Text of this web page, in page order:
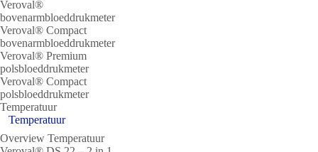
Veroval®
bovenarmbloeddrukmeter
Veroval® Compact
bovenarmbloeddrukmeter
Veroval® Premium
polsbloeddrukmeter
Veroval® Compact
polsbloeddrukmeter
Temperatuur
Temperatuur
Overview Temperatuur